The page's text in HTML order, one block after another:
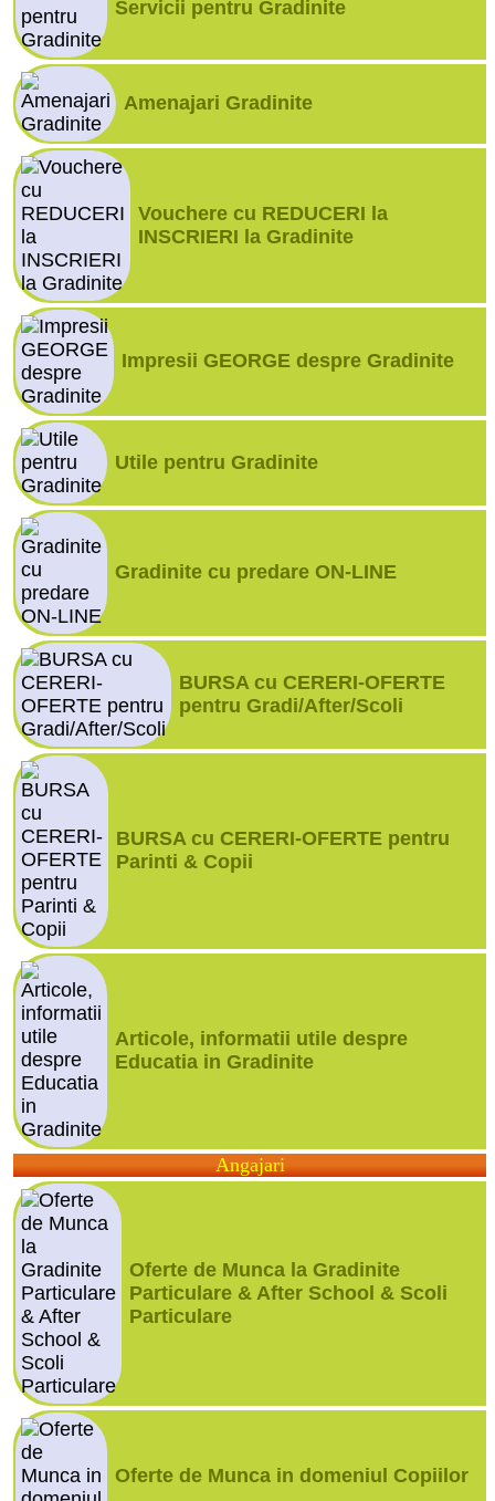
Servicii pentru Gradinite
Amenajari Gradinite
Vouchere cu REDUCERI la
INSCRIERI la Gradinite
Impresii GEORGE despre Gradinite
Utile pentru Gradinite
Gradinite cu predare ON-LINE
BURSA cu CERERI-OFERTE
pentru Gradi/After/Scoli
BURSA cu CERERI-OFERTE pentru
Parinti & Copii
Articole, informatii utile despre
Educatia in Gradinite
Angajari
Oferte de Munca la Gradinite
Particulare & After School & Scoli
Particulare
Oferte de Munca in domeniul Copiilor